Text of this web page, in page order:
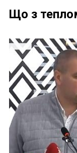
Що з